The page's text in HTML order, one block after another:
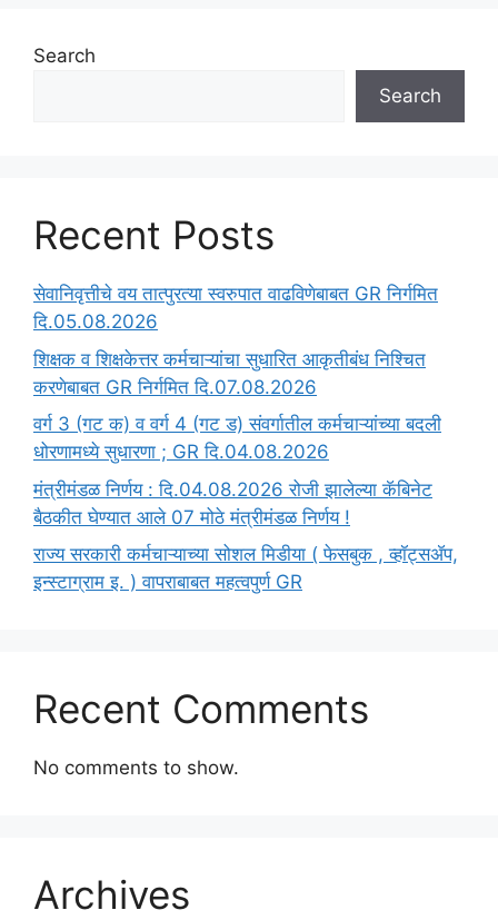
Search
Search
Recent Posts
सेवानिवृत्तीचे वय तात्पुरत्या स्वरुपात वाढविणेबाबत GR निर्गमित
दि.05.08.2026
‍शिक्षक व शिक्षकेत्तर कर्मचाऱ्यांचा सुधारित आकृतीबंध निश्चित
करणेबाबत GR निर्गमित दि.07.08.2026
वर्ग 3 (गट क) व वर्ग 4 (गट ड) संवर्गातील कर्मचाऱ्यांच्या बदली
धोरणामध्ये सुधारणा ; GR दि.04.08.2026
मंत्रीमंडळ निर्णय : दि.04.08.2026 रोजी झालेल्या कॅबिनेट
बैठकीत घेण्यात आले 07 मोठे मंत्रीमंडळ निर्णय !
राज्य सरकारी कर्मचाऱ्याच्या सोशल मिडीया ( फेसबुक , व्हॉट्सॲप,
इन्स्टाग्राम इ. ) वापराबाबत महत्वपुर्ण GR
Recent Comments
No comments to show.
Archives